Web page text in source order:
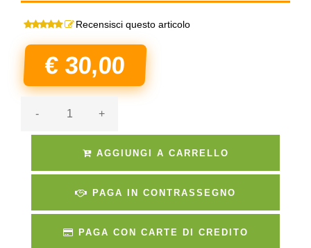
Recensisci questo articolo
€ 30,00
- +
AGGIUNGI A CARRELLO
PAGA IN CONTRASSEGNO
PAGA CON CARTE DI CREDITO